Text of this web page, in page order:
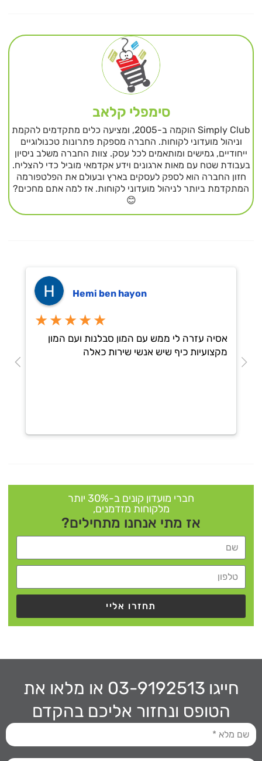
סימפלי קלאב
Simply Club הוקמה ב-2005, ומציעה כלים מתקדמים להקמת
וניהול מועדוני לקוחות. החברה מספקת פתרונות טכנולוגיים
ייחודיים, גמישים ומותאמים לכל עסק. צוות החברה משלב ניסיון
בעבודת שטח עם מאות ארגונים וידע אקדמאי מוביל כדי להצליח.
חזון החברה הוא לספק לעסקים בארץ ובעולם את הפלטפורמה
המתקדמת ביותר לניהול מועדוני לקוחות. אז למה אתם מחכים?
😊
Hemi ben hayon
★★★★★
אסיה עזרה לי ממש עם המון סבלנות ועם המון
מקצועיות כיף שיש אנשי שירות כאלה
חברי מועדון קונים ב-30% יותר
מלקוחות מזדמנים,
אז מתי אנחנו מתחילים?
תחזרו אליי
חייגו 03-9192513
או מלאו את
הטופס ונחזור אליכם בהקדם